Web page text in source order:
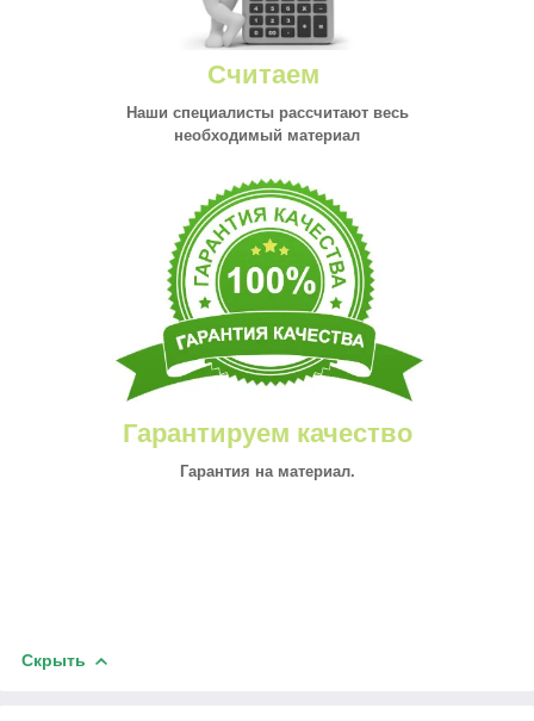
Считаем
Наши специалисты рассчитают весь
необходимый материал
Гарантируем качество
Гарантия на материал.
Скрыть